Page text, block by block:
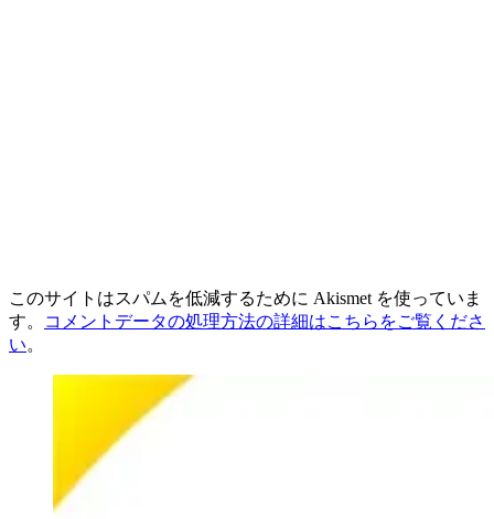
このサイトはスパムを低減するために Akismet を使っていま
す。
コメントデータの処理方法の詳細はこちらをご覧くださ
い。